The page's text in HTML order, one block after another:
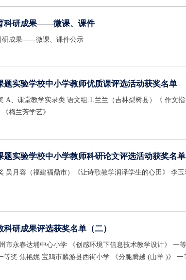
科研成果——微课、课件
研成果——微课、课件公示
题实验学校中小学教师优质课评选活动获奖名单
梅兰芳学艺》
题实验学校中小学教师科研论文评选活动获奖名单
研成果评选获奖名单（二）